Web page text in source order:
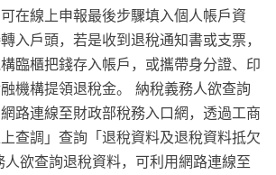
在線上申報最後步驟填入個人帳戶資
入戶頭，若是收到退稅通知書或支票，
臨櫃把錢存入帳戶，或攜帶身分證、印
機構提領退稅金。 納稅義務人欲查詢
路連線至財政部稅務入口網，透過工商
查調」查詢「退稅資料及退稅資料抵欠
欲查詢退稅資料，可利用網路連線至